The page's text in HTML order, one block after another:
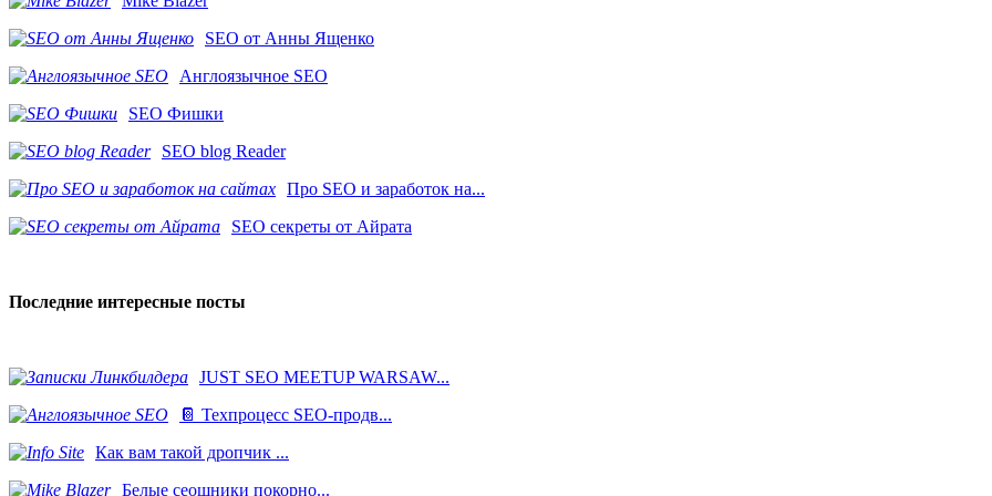
SEO от Анны Ященко
Англоязычное SEO
SEO Фишки
SEO blog Reader
Про SEO и заработок на...
SEO секреты от Айрата
Последние интересные посты
JUST SEO MEETUP WARSAW...
📔 Техпроцесс SEO-продв...
Как вам такой дропчик ...
Белые сеошники покорно...